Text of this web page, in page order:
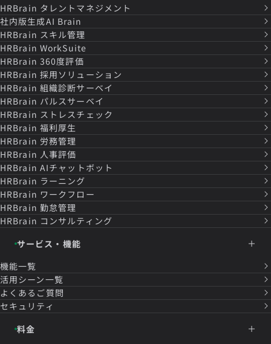
HRBrain タレントマネジメント
社内版生成AI Brain
HRBrain スキル管理
HRBrain WorkSuite
HRBrain 360度評価
HRBrain 採用ソリューション
HRBrain 組織診断サーベイ
HRBrain パルスサーベイ
HRBrain ストレスチェック
HRBrain 福利厚生
HRBrain 労務管理
HRBrain 人事評価
HRBrain AIチャットボット
HRBrain ラーニング
HRBrain ワークフロー
HRBrain 勤怠管理
HRBrain コンサルティング
サービス・機能
機能一覧
活用シーン一覧
よくあるご質問
セキュリティ
料金